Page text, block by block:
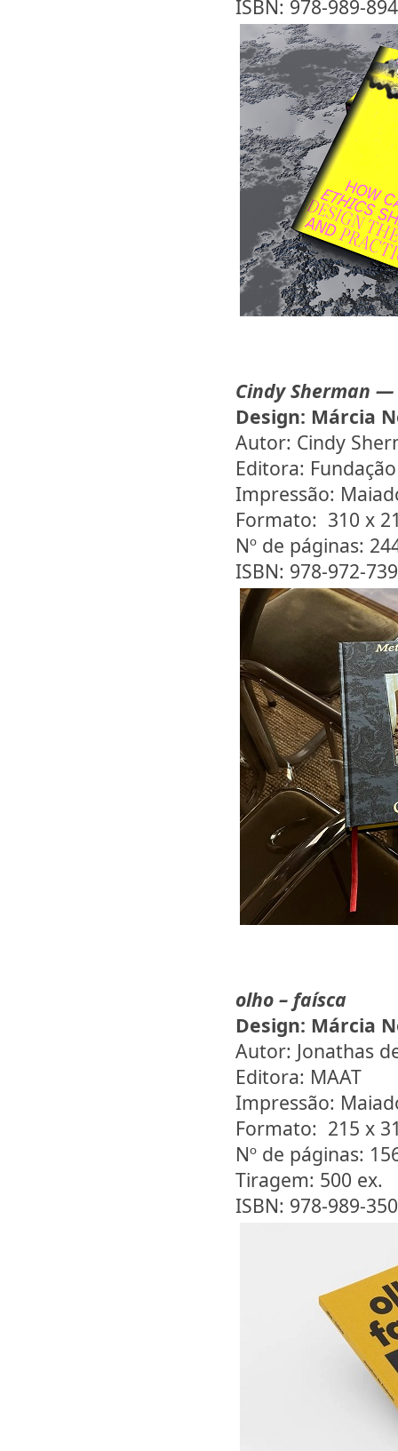
ISBN: 978-989-
Cindy Sherman
Design: Márcia
Autor: Cindy
Editora:
Impressão:
Formato: 310 x
Nº de páginas:
ISBN: 978-972-
olho – faísca
Design: Márcia
Autor: Jonathas
Editora: MAAT
Impressão:
Formato: 215 x
Nº de páginas:
Tiragem: 500 ex.
ISBN: 978-989-